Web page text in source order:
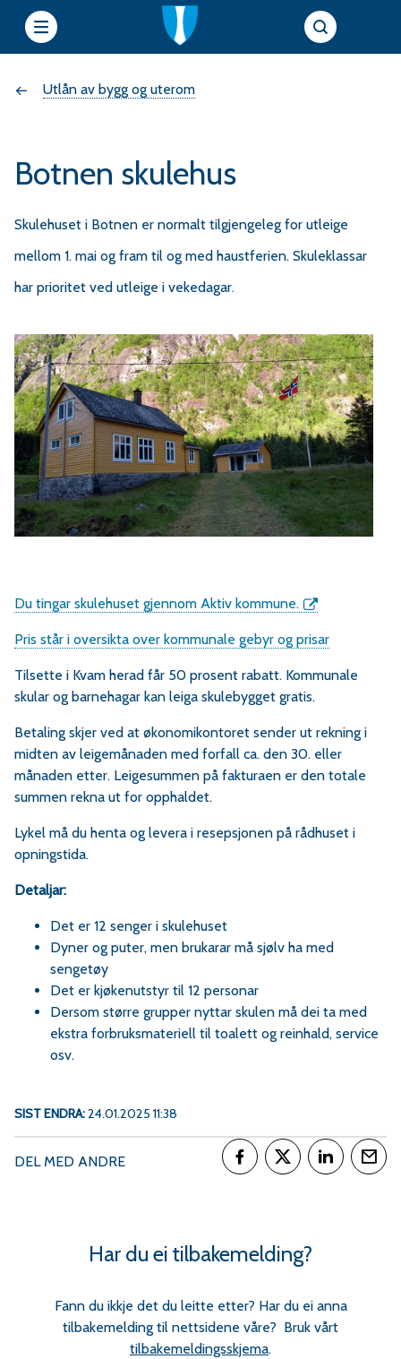
e
Du
her:
Utlån av bygg og uterom
Botnen skulehus
Skulehuset i Botnen er normalt tilgjengeleg for utleige
mellom 1. mai og fram til og med haustferien. Skuleklassar
har prioritet ved utleige i vekedagar.
Du tingar skulehuset gjennom Aktiv kommune.
Pris står i oversikta over kommunale gebyr og prisar
Tilsette i Kvam herad får 50 prosent rabatt. Kommunale
skular og barnehagar kan leiga skulebygget gratis.
Betaling skjer ved at økonomikontoret sender ut rekning i
midten av leigemånaden med forfall ca. den 30. eller
månaden etter. Leigesummen på fakturaen er den totale
summen rekna ut for opphaldet.
Lykel må du henta og levera i resepsjonen på rådhuset i
opningstida.
Detaljar:
Det er 12 senger i skulehuset
Dyner og puter, men brukarar må sjølv ha med
sengetøy
Det er kjøkenutstyr til 12 personar
Dersom større grupper nyttar skulen må dei ta med
ekstra forbruksmateriell til toalett og reinhald, service
osv.
SIST ENDRA 24.01.2025 11:38
DEL MED ANDRE
Har du ei tilbakemelding?
Fann du ikkje det du leitte etter? Har du ei anna
tilbakemelding til nettsidene våre? Bruk vårt
tilbakemeldingsskjema.